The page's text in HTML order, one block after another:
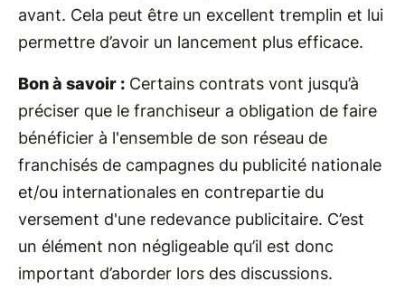
avant. Cela peut être un excellent tremplin et lui
permettre d’avoir un lancement plus efficace.
Bon à savoir : Certains contrats vont jusqu’à
préciser que le franchiseur a obligation de faire
bénéficier à l'ensemble de son réseau de
franchisés de campagnes du publicité nationale
et/ou internationales en contrepartie du
versement d'une redevance publicitaire. C’est
un élément non négligeable qu’il est donc
important d’aborder lors des discussions.